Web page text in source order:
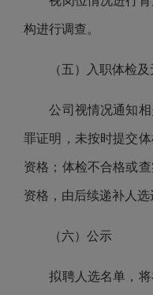
构进行调查。
（五） 入职体检
公司 视情况通知
罪证明，未按时提交
资格；体检不合格或
资格，由后续递补人选
（六） 公示
拟聘人选名单，将